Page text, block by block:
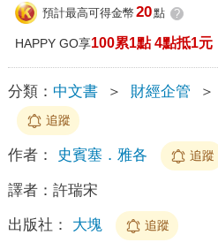
預計最高可得金幣 20點 ?
HAPPY GO享100累1點 4點抵1元
分類： 中文書 ＞ 財經企管 ＞
追蹤
作者： 史賓塞．雅各 追蹤
譯者： 許瑞宋
出版社： 大塊 追蹤